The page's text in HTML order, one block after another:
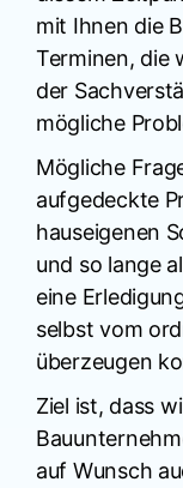
mit Ihnen die
Terminen, die
der
mögliche
Mögliche
aufgedeckte
hauseigenen
und so lange
eine
selbst vom
überzeugen
Ziel ist, dass
auf Wunsch